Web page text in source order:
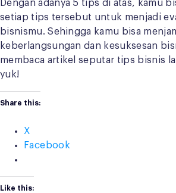
Dengan adanya 5 tips di atas, kamu
setiap tips tersebut untuk menjadi
bisnismu. Sehingga kamu bisa
keberlangsungan dan kesuksesan
membaca artikel seputar tips bisnis
yuk!
Share this:
X
Facebook
Like this: